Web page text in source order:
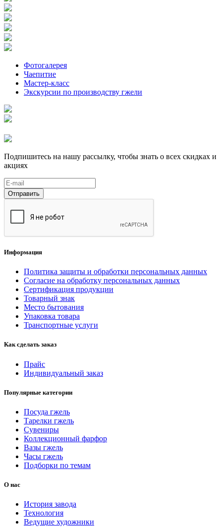
Фотогалерея
Чаепитие
Мастер-класс
Экскурсии по производству гжели
Подпишитесь на нашу рассылку, чтобы знать о всех скидках и
акциях
Отправить
Информация
Политика защиты и обработки персональных данных
Согласие на обработку персональных данных
Сертификация продукции
Товарный знак
Место бытования
Упаковка товара
Транспортные услуги
Как сделать заказ
Прайс
Индивидуальный заказ
Популярные категории
Посуда гжель
Тарелки гжель
Сувениры
Коллекционный фарфор
Вазы гжель
Часы гжель
Подборки по темам
О нас
История завода
Технология
Ведущие художники